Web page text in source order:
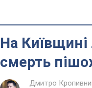
На Київщині
смерть
Дмитро